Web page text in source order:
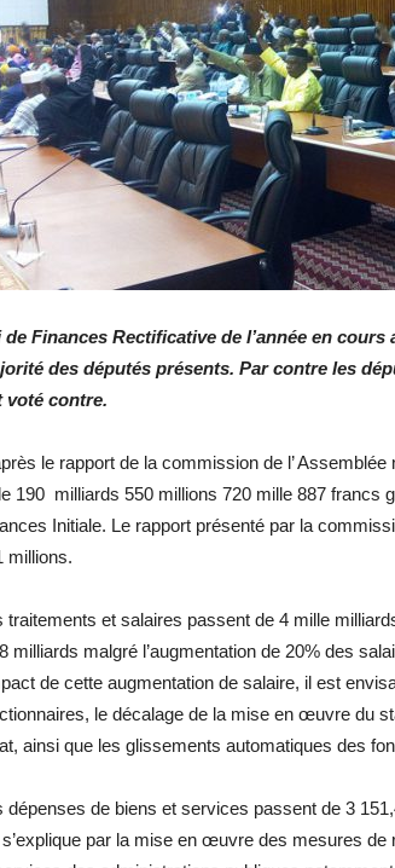
de Finances Rectificative de l’année en
des députés présents. Par contre les
voté contre.
le rapport de la commission de l’
190 milliards 550 millions 720 mille 887 francs
Initiale. Le rapport présenté par la
millions.
traitements et salaires passent de 4 mille
milliards malgré l’augmentation de 20% des
de cette augmentation de salaire, il est
le décalage de la mise en œuvre du
ainsi que les glissements automatiques des
dépenses de biens et services passent de 3
par la mise en œuvre des mesures